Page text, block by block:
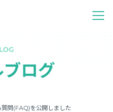
ブログ
質問(FAQ)を公開しました